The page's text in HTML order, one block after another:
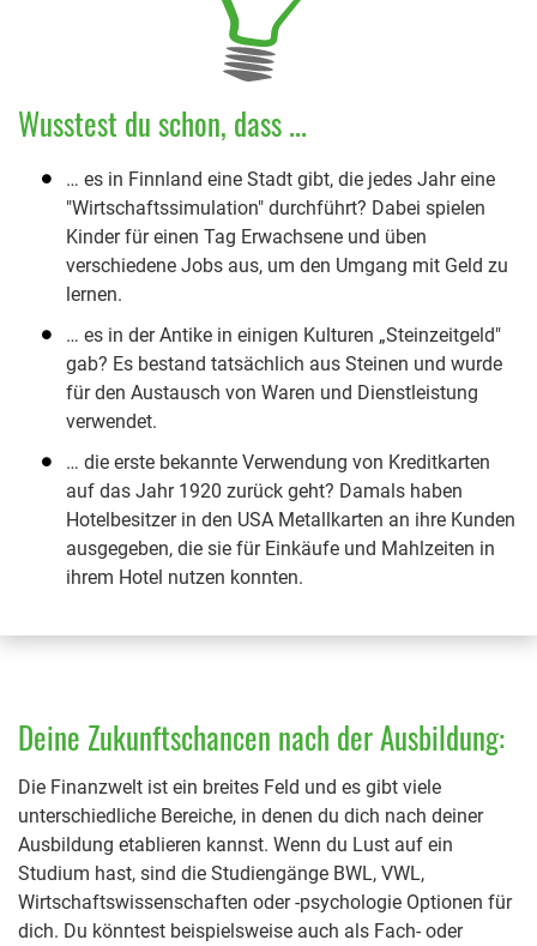
Wusstest du schon, dass ...
… es in Finnland eine Stadt gibt, die jedes Jahr eine
"Wirtschaftssimulation" durchführt? Dabei spielen
Kinder für einen Tag Erwachsene und üben
verschiedene Jobs aus, um den Umgang mit Geld zu
lernen.
… es in der Antike in einigen Kulturen „Steinzeitgeld"
gab? Es bestand tatsächlich aus Steinen und wurde
für den Austausch von Waren und Dienstleistung
verwendet.
… die erste bekannte Verwendung von Kreditkarten
auf das Jahr 1920 zurück geht? Damals haben
Hotelbesitzer in den USA Metallkarten an ihre Kunden
ausgegeben, die sie für Einkäufe und Mahlzeiten in
ihrem Hotel nutzen konnten.
Deine Zukunftschancen nach der Ausbildung:
Die Finanzwelt ist ein breites Feld und es gibt viele
unterschiedliche Bereiche, in denen du dich nach deiner
Ausbildung etablieren kannst. Wenn du Lust auf ein
Studium hast, sind die Studiengänge BWL, VWL,
Wirtschaftswissenschaften oder -psychologie Optionen für
dich. Du könntest beispielsweise auch als Fach- oder